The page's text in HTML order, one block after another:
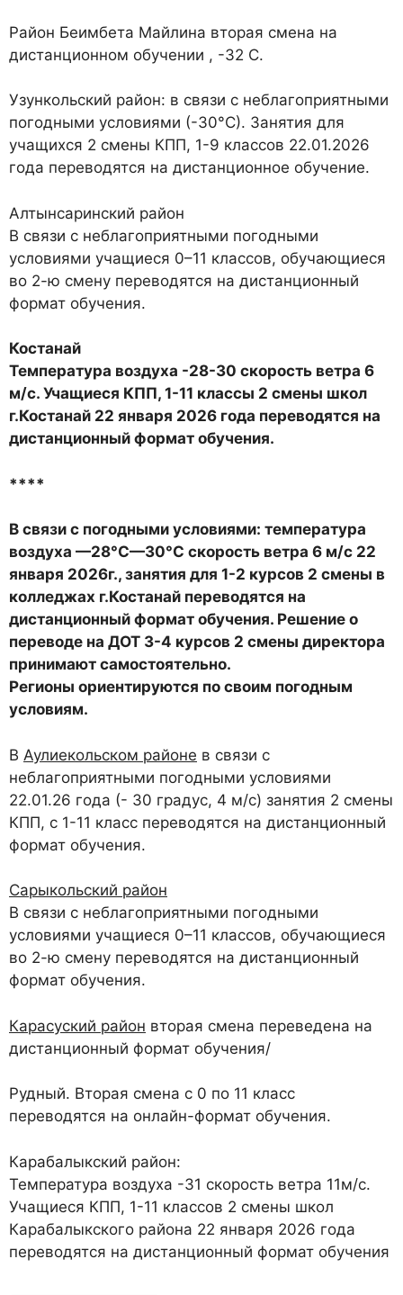
Район Беимбета Майлина вторая смена на
дистанционном обучении , -32 С.
Узункольский район: в связи с неблагоприятными
погодными условиями (-30°С). Занятия для
учащихся 2 смены КПП, 1-9 классов 22.01.2026
года переводятся на дистанционное обучение.
Алтынсаринский район
В связи с неблагоприятными погодными
условиями учащиеся 0–11 классов, обучающиеся
во 2-ю смену переводятся на дистанционный
формат обучения.
Костанай
Температура воздуха -28-30 скорость ветра 6
м/с. Учащиеся КПП, 1-11 классы 2 смены школ
г.Костанай 22 января 2026 года переводятся на
дистанционный формат обучения.
****
В связи с погодными условиями: температура
воздуха —28°C—30°C скорость ветра 6 м/с 22
января 2026г., занятия для 1-2 курсов 2 смены в
колледжах г.Костанай переводятся на
дистанционный формат обучения. Решение о
переводе на ДОТ 3-4 курсов 2 смены директора
принимают самостоятельно.
Регионы ориентируются по своим погодным
условиям.
В Аулиекольском районе в связи с
неблагоприятными погодными условиями
22.01.26 года (- 30 градус, 4 м/с) занятия 2 смены
КПП, с 1-11 класс переводятся на дистанционный
формат обучения.
Сарыкольский район
В связи с неблагоприятными погодными
условиями учащиеся 0–11 классов, обучающиеся
во 2-ю смену переводятся на дистанционный
формат обучения.
Карасуский район вторая смена переведена на
дистанционный формат обучения/
Рудный. Вторая смена с 0 по 11 класс
переводятся на онлайн-формат обучения.
Карабалыкский район:
Температура воздуха -31 скорость ветра 11м/с.
Учащиеся КПП, 1-11 классов 2 смены школ
Карабалыкского района 22 января 2026 года
переводятся на дистанционный формат обучения